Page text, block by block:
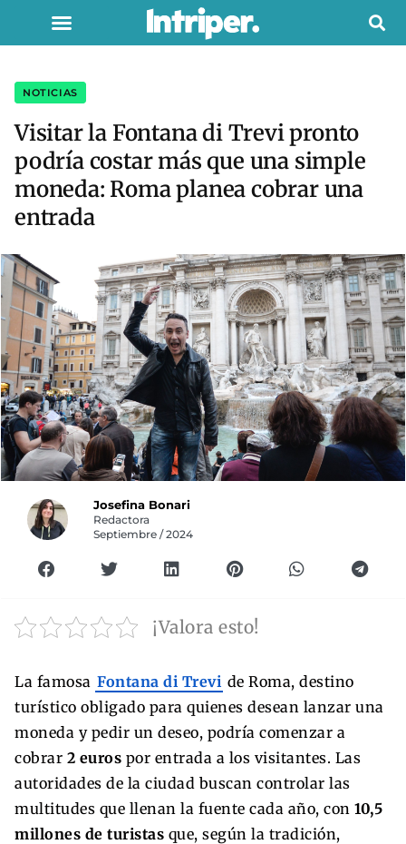
NOTICIAS
Visitar la Fontana di Trevi pronto
podría costar más que una simple
moneda: Roma planea cobrar una
entrada
Josefina Bonari
Redactora
Septiembre / 2024
¡Valora esto!
La famosa Fontana di Trevi de Roma, destino
turístico obligado para quienes desean lanzar una
moneda y pedir un deseo, podría comenzar a
cobrar 2 euros por entrada a los visitantes. Las
autoridades de la ciudad buscan controlar las
multitudes que llenan la fuente cada año, con 10,5
millones de turistas que, según la tradición,